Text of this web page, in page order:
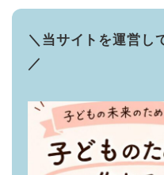
＼当サイトを運営し
／